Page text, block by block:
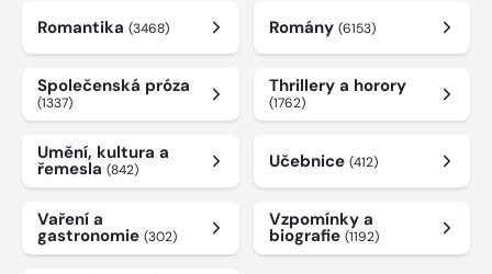
Romantika (3468) Romány (6153)
Společenská próza
(1337)
Thrillery a horory
(1762)
Umění, kultura a
řemesla (842) Učebnice (412)
Vaření a
gastronomie (302)
Vzpomínky a
biografie (1192)